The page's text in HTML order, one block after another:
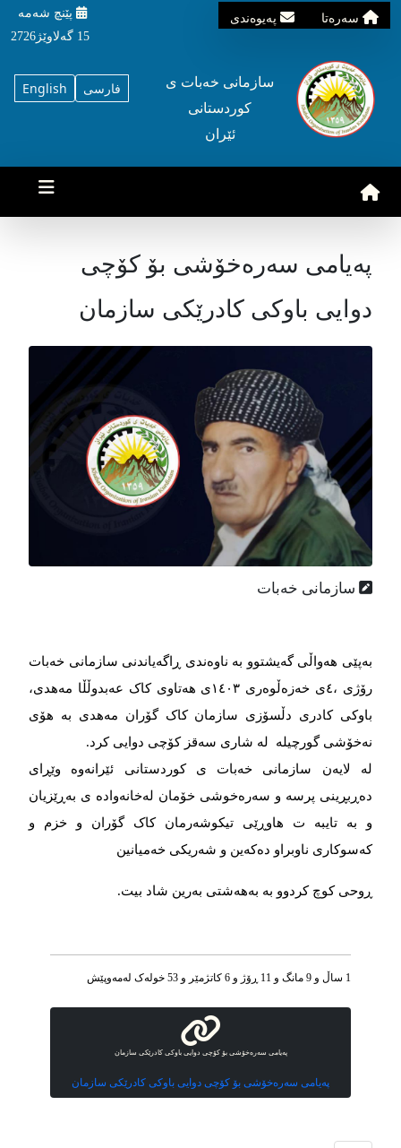
سه‌ره‌تا په‌یوه‌ندی
پێنچ شه‌مه‌
15 گه‌لاوێژ2726
English فارسی
سازمانی خه‌بات ی
کوردستانی
ئێران
پەیامی سەرەخۆشی بۆ کۆچی
دوایی باوکی کادرێکی سازمان
سازمانی خەبات
بەپێی هەواڵی گەیشتوو به ناوەندی ڕاگەیاندنی سازمانی خەبات
رۆژی ،٤ی خەزەڵوەری ۱٤٠۳ی هەتاوی کاک عەبدوڵڵا مەهدی،
باوکی کادری دڵسۆزی سازمان کاک گۆران مەهدی بە هۆی
نەخۆشی گورچیلە لە شاری سەقز کۆچی دوایی کرد.
له لایەن سازمانی خەبات ی کوردستانی ئێرانەوە وێڕای
دەڕبڕینی پرسه و سەرەخوشی خۆمان لەخانەوادە ی بەڕێزیان
و به تایبه ت هاوڕێی تیکوشەرمان کاک گۆران و خزم و
کەسوکاری ناوبراو دەکەین و شەریکی خەمیانین
ڕوحی کوچ کردوو به بەهەشتی بەرین شاد بیت.
1 ساڵ و 9 مانگ و 11 ڕۆژ و 6 کاتژمێر و 53 خوله‌ک له‌مه‌وپێش‌
پەیامی سەرەخۆشی بۆ کۆچی دوایی باوکی کادرێکی سازمان
پەیامی سەرەخۆشی بۆ کۆچی دوایی باوکی کادرێکی سازمان